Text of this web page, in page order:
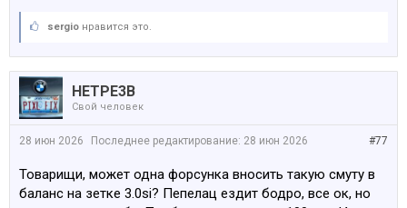
sergio нравится это.
HETPE3B
Свой человек
#77
28 июн 2026 Последнее редактирование: 28 июн 2026
Товарищи, может одна форсунка вносить такую смуту в
баланс на зетке 3.0si? Пепелац ездит бодро, все ок, но